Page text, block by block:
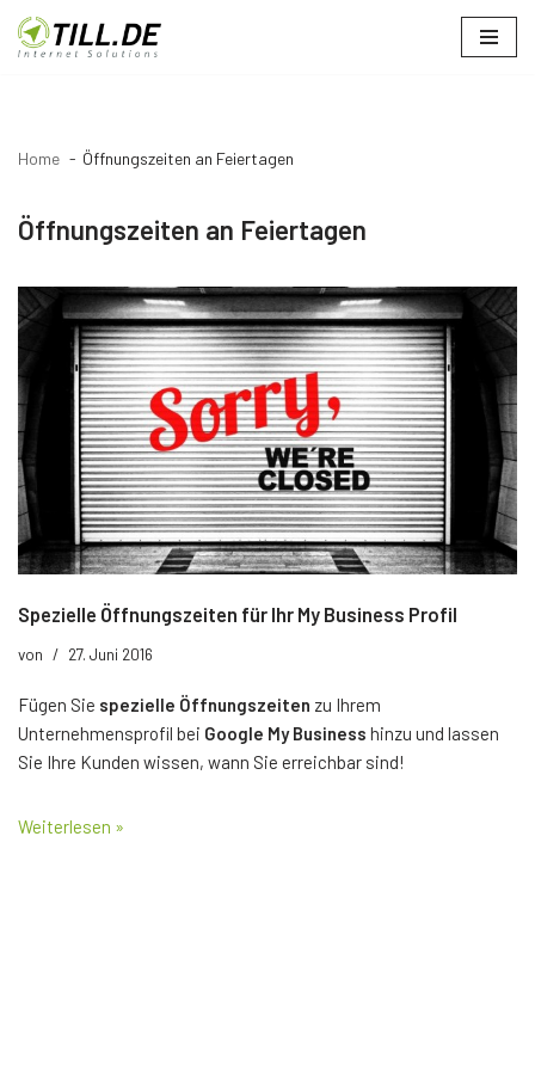
Zum
Home Öffnungszeiten an Feiertagen
Öffnungszeiten an Feiertagen
Spezielle Öffnungszeiten für Ihr My Business Profil
von 27. Juni 2016
Fügen Sie spezielle Öffnungszeiten zu Ihrem
Unternehmensprofil bei Google My Business hinzu und lassen
Sie Ihre Kunden wissen, wann Sie erreichbar sind!
Weiterlesen »